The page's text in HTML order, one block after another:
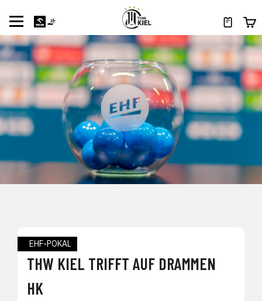
EHF-POKAL
THW KIEL TRIFFT AUF DRAMMEN
HK